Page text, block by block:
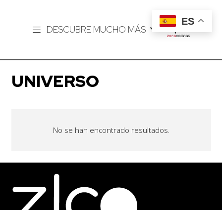
DESCUBRE MUCHO MÁS
UNIVERSO
No se han encontrado resultados.
ES